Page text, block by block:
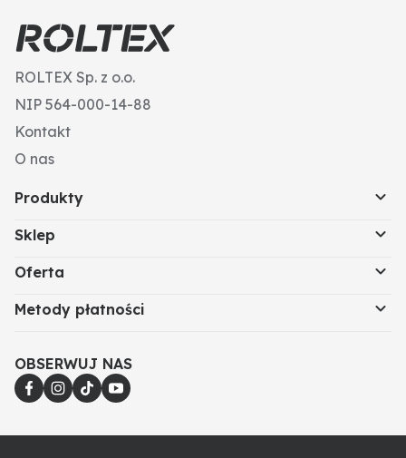
ROLTEX Sp. z o.o.
NIP 564-000-14-88
Kontakt
O nas
Produkty
Sklep
Oferta
Metody płatności
OBSERWUJ NAS